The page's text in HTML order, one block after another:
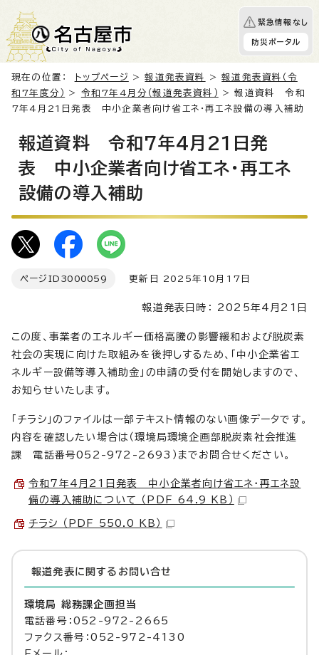
緊急情報なし
防災ポータル
現在の位置： トップページ >報道発表資料 >報道発表資料（令
和7年度分）
> 令和7年4月分（報道発表資料）
> 報道資料 令和
7年4月21日発表 中小企業者向け省エネ・再エネ設備の導入補助
報道資料 令和7年4月21日発
表 中小企業者向け省エネ・再エネ
設備の導入補助
ページID 3000059 更新日 2025年10月17日
報道発表日時： 2025年4月21日
この度、事業者のエネルギー価格高騰の影響緩和および脱炭素
社会の実現に向けた取組みを後押しするため、「中小企業省エ
ネルギー設備等導入補助金」の申請の受付を開始しますので、
お知らせいたします。
「チラシ」のファイルは一部テキスト情報のない画像データです。
内容を確認したい場合は（環境局環境企画部脱炭素社会推進
課 電話番号052-972-2693）までお問合せください。
令和7年4月21日発表 中小企業者向け省エネ・再エネ設
備の導入補助について （PDF 64.9 KB）
チラシ （PDF 550.0 KB）
報道発表に関するお問い合せ
環境局 総務課企画担当
電話番号：052-972-2665
ファクス番号：052-972-4130